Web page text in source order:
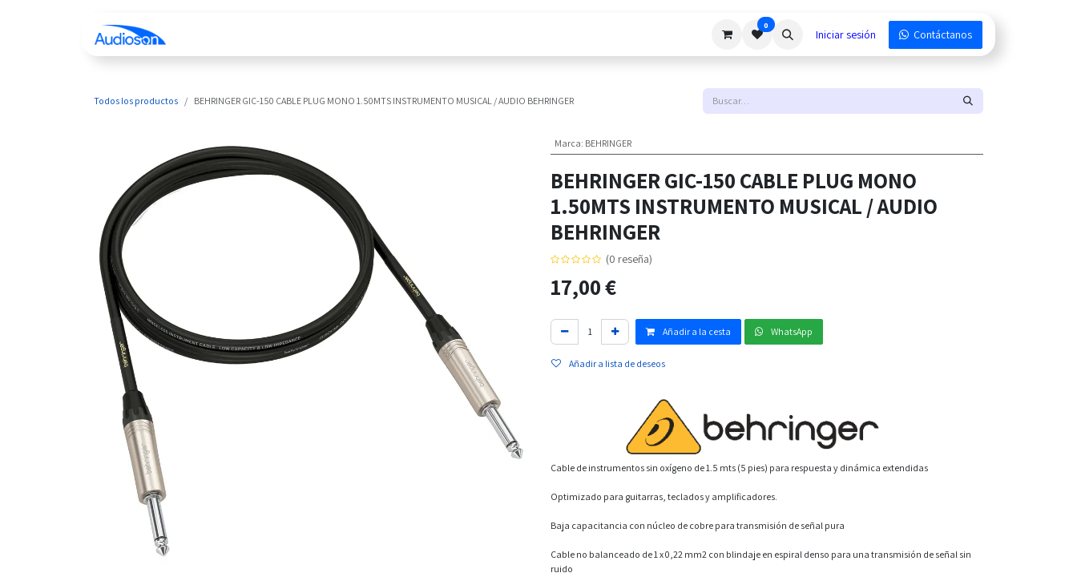
0
Iniciar sesión Contáctanos
Todos los productos BEHRINGER GIC-150 CABLE PLUG MONO 1.50MTS INSTRUMENTO MUSICAL / AUDIO BEHRINGER
BEHRINGER GIC-150 CABLE PLUG MONO
1.50MTS INSTRUMENTO MUSICAL / AUDIO
BEHRINGER
(0 reseña)
Cable de instrumentos sin oxígeno de 1.5 mts (5 pies) para respuesta y dinámica extendidas
Optimizado para guitarras, teclados y amplificadores.
Baja capacitancia con núcleo de cobre para transmisión de señal pura
Cable no balanceado de 1 x 0,22 mm2 con blindaje en espiral denso para una transmisión de señal sin
ruido
17,00€
Añadir a la cesta WhatsApp
Añadir a lista de deseos
Marca: BEHRINGER